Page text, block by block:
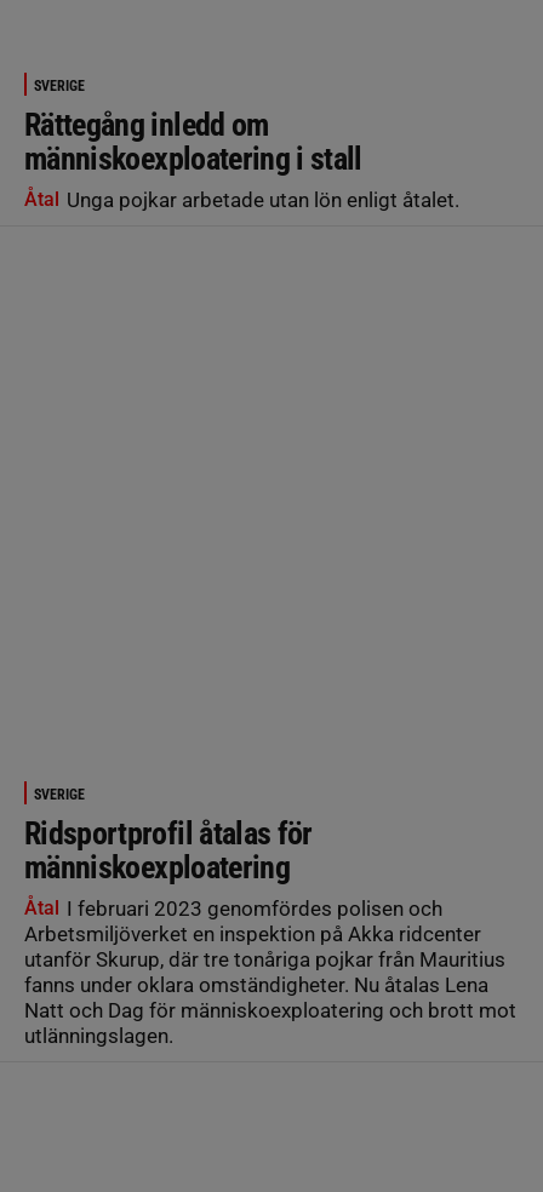
SVERIGE
Rättegång inledd om
människoexploatering i stall
Åtal Unga pojkar arbetade utan lön enligt åtalet.
SVERIGE
Ridsportprofil åtalas för
människoexploatering
Åtal I februari 2023 genomfördes polisen och
Arbetsmiljöverket en inspektion på Akka ridcenter
utanför Skurup, där tre tonåriga pojkar från Mauritius
fanns under oklara omständigheter. Nu åtalas Lena
Natt och Dag för människoexploatering och brott mot
utlänningslagen.